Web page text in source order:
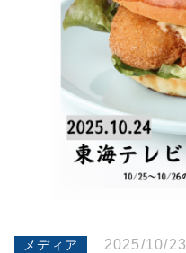
メディア 2025/10/23